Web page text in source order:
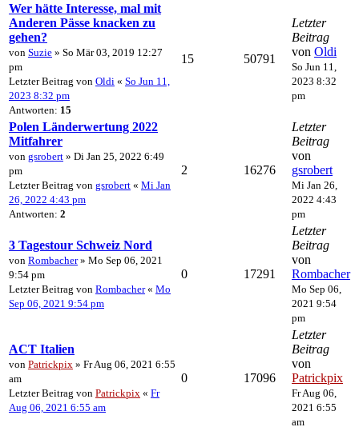
Wer hätte Interesse, mal mit
Anderen Pässe knacken zu
gehen?
von Suzie » So Mär 03, 2019 12:27
pm
Letzter Beitrag von Oldi « So Jun 11,
2023 8:32 pm
Antworten: 15
15 50791
Letzter
Beitrag
von Oldi
So Jun 11,
2023 8:32
pm
Polen Länderwertung 2022
Mitfahrer
von gsrobert » Di Jan 25, 2022 6:49
pm
Letzter Beitrag von gsrobert « Mi Jan
26, 2022 4:43 pm
Antworten: 2
2 16276
Letzter
Beitrag
von
gsrobert
Mi Jan 26,
2022 4:43
pm
3 Tagestour Schweiz Nord
von Rombacher» Mo Sep 06, 2021
9:54 pm
Letzter Beitrag von Rombacher« Mo
Sep 06, 2021 9:54 pm
0 17291
Letzter
Beitrag
von
Rombacher
Mo Sep 06,
2021 9:54
pm
ACT Italien
von Patrickpix » Fr Aug 06, 2021 6:55
am
Letzter Beitrag von Patrickpix « Fr
Aug 06, 2021 6:55 am
0 17096
Letzter
Beitrag
von
Patrickpix
Fr Aug 06,
2021 6:55
am